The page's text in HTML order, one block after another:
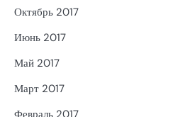
Октябрь 2017
Июнь 2017
Май 2017
Март 2017
Февраль 2017